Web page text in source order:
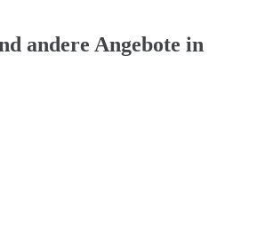
andere Angebote in